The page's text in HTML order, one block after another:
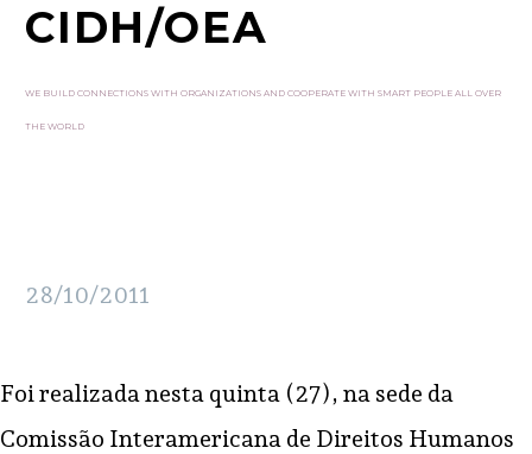
CIDH/OEA
WE BUILD CONNECTIONS WITH ORGANIZATIONS AND COOPERATE WITH SMART PEOPLE ALL OVER
THE WORLD
28/10/2011
Foi realizada nesta quinta (27), na sede da
Comissão Interamericana de Direitos Humanos